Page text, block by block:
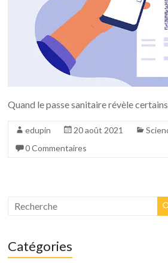
Quand le passe sanitaire révèle
edupin 20 août 2021
0 Commentaires
Catégories